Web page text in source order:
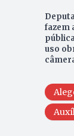
fazem
uso